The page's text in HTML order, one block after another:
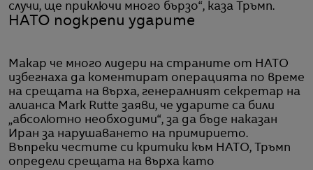
случи, ще приключи много бързо“, каза Тръмп.
НАТО подкрепи ударите
Макар че много лидери на страните от НАТО
избегнаха да коментират операцията по време
на срещата на върха, генералният секретар на
алианса Mark Rutte заяви, че ударите са били
„абсолютно необходими“, за да бъде наказан
Иран за нарушаването на примирието.
Въпреки честите си критики към НАТО, Тръмп
определи срещата на върха като